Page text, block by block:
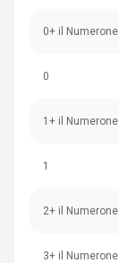
0+ il Numerone
0
1+ il Numerone
1
2+ il Numerone
3+ il Numerone